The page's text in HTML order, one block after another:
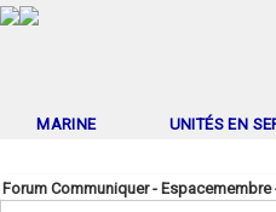
MARINE UNITÉS EN
Forum Communiquer -